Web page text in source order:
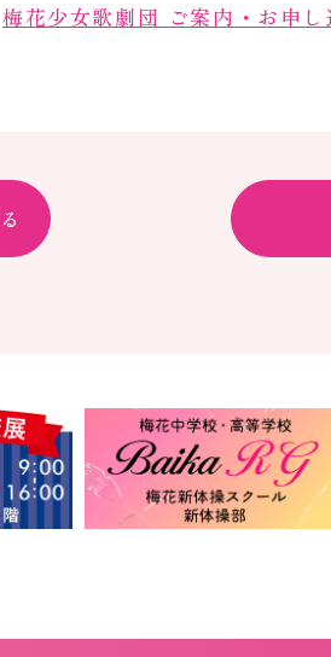
梅花少女歌劇団 ご案内・お申